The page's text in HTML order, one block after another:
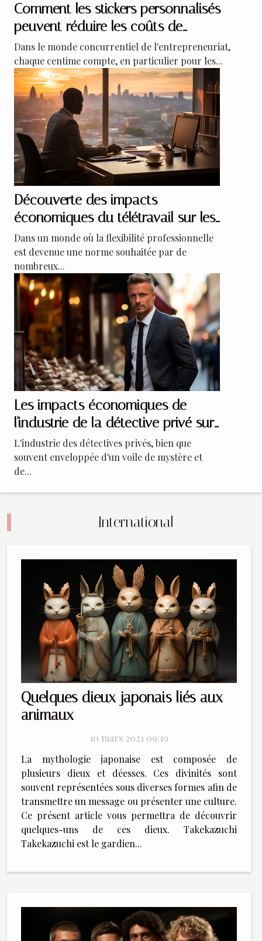
Comment les stickers personnalisés
peuvent réduire les coûts de
publicité pour les petites entreprises
Dans le monde concurrentiel de l'entrepreneuriat,
chaque centime compte, en particulier pour les...
Découverte des impacts
économiques du télétravail sur les
petites entreprises urbaines
Dans un monde où la flexibilité professionnelle
est devenue une norme souhaitée par de
nombreux...
Les impacts économiques de
l'industrie de la détective privé sur
le marché local à Lyon
L'industrie des détectives privés, bien que
souvent enveloppée d'un voile de mystère et
de...
International
Quelques dieux japonais liés aux
animaux
10 mars 2021 09:19
La mythologie japonaise est composée de
plusieurs dieux et déesses. Ces divinités sont
souvent représentées sous diverses formes afin de
transmettre un message ou présenter une culture.
Ce présent article vous permettra de découvrir
quelques-uns de ces dieux. Takekazuchi
Takekazuchi est le gardien...